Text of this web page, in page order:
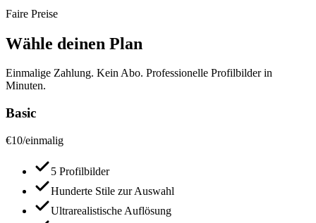
Faire Preise
Wähle deinen Plan
Einmalige Zahlung. Kein Abo. Professionelle Profilbilder in
Minuten.
Basic
€10/einmalig
5 Profilbilder
Hunderte Stile zur Auswahl
Ultrarealistische Auflösung